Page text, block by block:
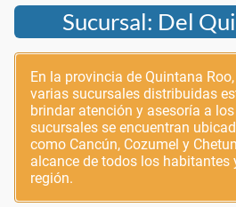
Sucursal: Del
En la provincia de Quintana
varias sucursales distribuidas
brindar atención y asesoría a
sucursales se encuentran
como Cancún, Cozumel y
alcance de todos los habitantes
región.